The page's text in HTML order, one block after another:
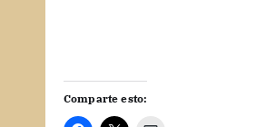
Comparte esto: